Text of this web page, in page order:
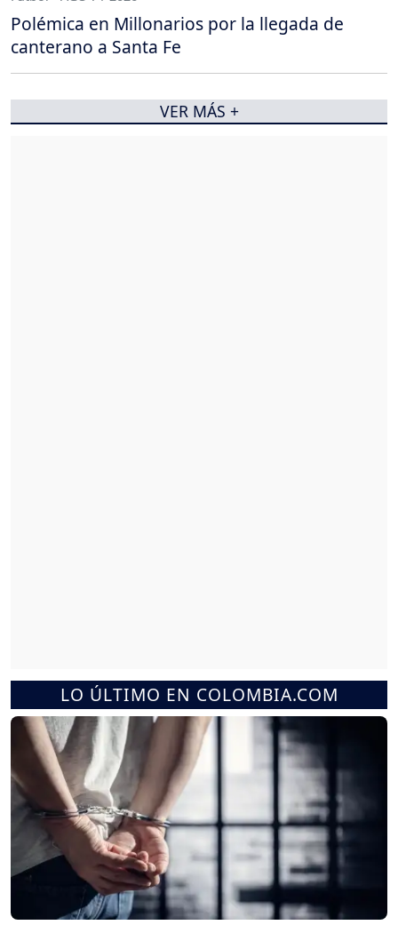
LO ÚLTIMO EN COLOMBIA.COM
Polémica en Millonarios por la llegada de
canterano a Santa Fe
VER MÁS +